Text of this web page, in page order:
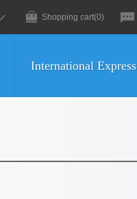
Shopping cart(0)
International Express